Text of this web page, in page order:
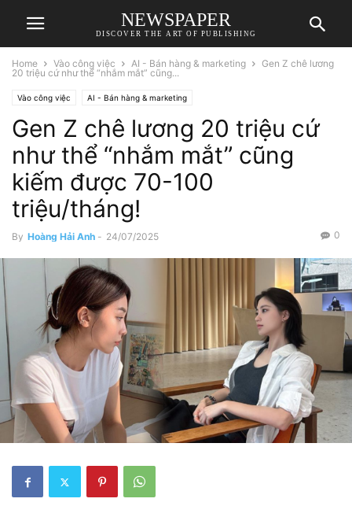
NEWSPAPER
DISCOVER THE ART OF PUBLISHING
Home Vào công việc AI - Bán hàng & marketing
Gen Z chê lương
20 triệu cứ như thể “nhắm mắt” cũng...
Vào công việc AI - Bán hàng & marketing
Gen Z chê lương 20 triệu cứ
như thể “nhắm mắt” cũng
kiếm được 70-100
triệu/tháng!
By Hoàng Hải Anh - 24/07/2025 0